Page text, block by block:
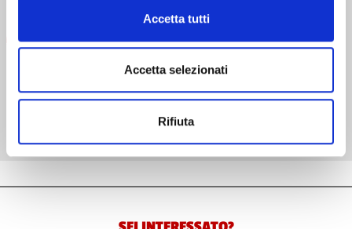
Accetta tutti
Accetta selezionati
Rifiuta
Autonomia
Bracciale
Bracciale a cinque maglie in acciaio, finitura lucida e